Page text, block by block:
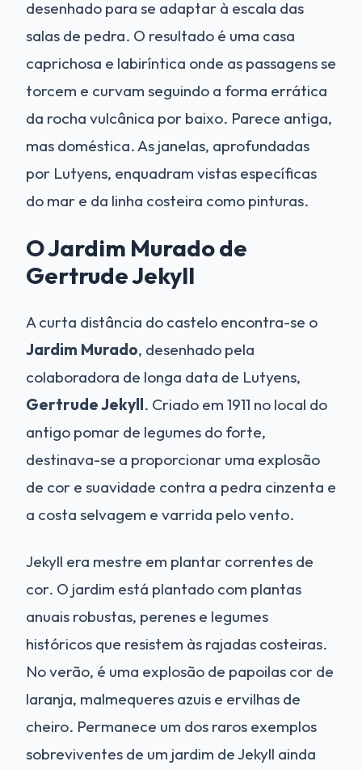
desenhado para se adaptar à escala das
salas de pedra. O resultado é uma casa
caprichosa e labiríntica onde as passagens se
torcem e curvam seguindo a forma errática
da rocha vulcânica por baixo. Parece antiga,
mas doméstica. As janelas, aprofundadas
por Lutyens, enquadram vistas específicas
do mar e da linha costeira como pinturas.
O Jardim Murado de
Gertrude Jekyll
A curta distância do castelo encontra-se o
Jardim Murado, desenhado pela
colaboradora de longa data de Lutyens,
Gertrude Jekyll. Criado em 1911 no local do
antigo pomar de legumes do forte,
destinava-se a proporcionar uma explosão
de cor e suavidade contra a pedra cinzenta e
a costa selvagem e varrida pelo vento.
Jekyll era mestre em plantar correntes de
cor. O jardim está plantado com plantas
anuais robustas, perenes e legumes
históricos que resistem às rajadas costeiras.
No verão, é uma explosão de papoilas cor de
laranja, malmequeres azuis e ervilhas de
cheiro. Permanece um dos raros exemplos
sobreviventes de um jardim de Jekyll ainda